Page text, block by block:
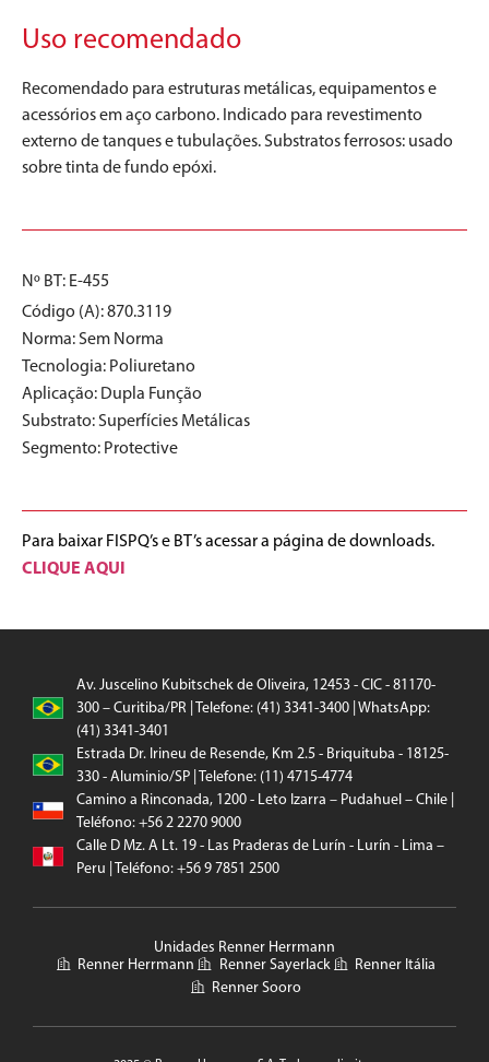
Uso recomendado
Recomendado para estruturas metálicas, equipamentos e
acessórios em aço carbono. Indicado para revestimento
externo de tanques e tubulações. Substratos ferrosos: usado
sobre tinta de fundo epóxi.
Nº BT: E-455
Código (A): 870.3119
Norma:Sem Norma
Tecnologia: Poliuretano
Aplicação: Dupla Função
Substrato:Superfícies Metálicas
Segmento: Protective
Para baixar FISPQ’s e BT’s acessar a página de downloads.
CLIQUE AQUI
Av. Juscelino Kubitschek de Oliveira, 12453 - CIC - 81170-
300 – Curitiba/PR | Telefone: (41) 3341-3400 | WhatsApp:
(41) 3341-3401
Estrada Dr. Irineu de Resende, Km 2.5 - Briquituba - 18125-
330 - Aluminio/SP | Telefone: (11) 4715-4774
Camino a Rinconada, 1200 - Leto Izarra – Pudahuel – Chile |
Teléfono: +56 2 2270 9000
Calle D Mz. A Lt. 19 - Las Praderas de Lurín - Lurín - Lima –
Peru | Teléfono: +56 9 7851 2500
Unidades Renner Herrmann
Renner Herrmann
Renner Sayerlack
Renner Itália
Renner Sooro